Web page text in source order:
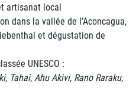
artisanat local
dans la vallée de l’Aconcagua,
et dégustation de
UNESCO :
, Tahai, Ahu Akivi, Rano Raraku,